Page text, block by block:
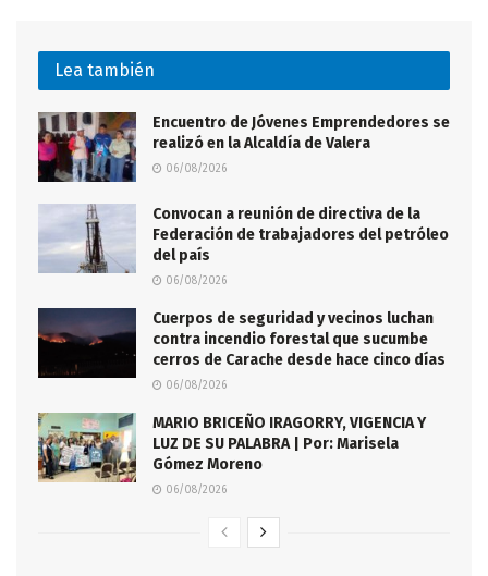
Lea también
Encuentro de Jóvenes Emprendedores se
realizó en la Alcaldía de Valera
06/08/2026
Convocan a reunión de directiva de la
Federación de trabajadores del petróleo
del país
06/08/2026
Cuerpos de seguridad y vecinos luchan
contra incendio forestal que sucumbe
cerros de Carache desde hace cinco días
06/08/2026
MARIO BRICEÑO IRAGORRY, VIGENCIA Y
LUZ DE SU PALABRA | Por: Marisela
Gómez Moreno
06/08/2026